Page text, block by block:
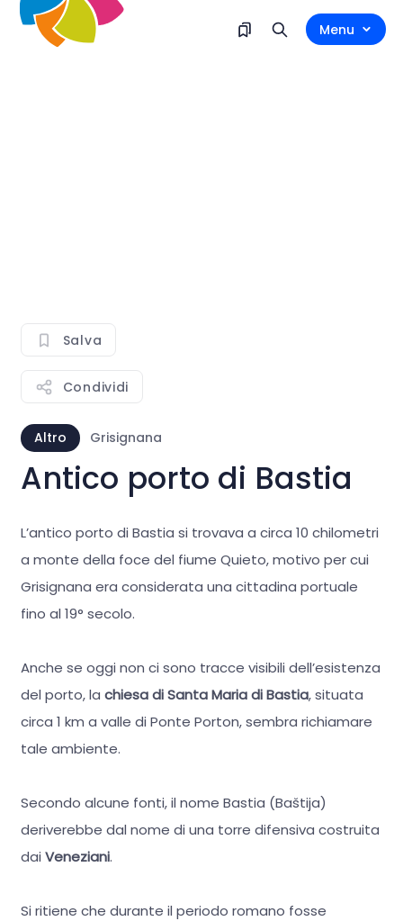
Menu
Salva
Condividi
Altro Grisignana
Antico porto di Bastia
L’antico porto di Bastia si trovava a circa 10 chilometri
a monte della foce del fiume Quieto, motivo per cui
Grisignana era considerata una cittadina portuale
fino al 19° secolo.
Anche se oggi non ci sono tracce visibili dell’esistenza
del porto, la chiesa di Santa Maria di Bastia, situata
circa 1 km a valle di Ponte Porton, sembra richiamare
tale ambiente.
Secondo alcune fonti, il nome Bastia (Baštija)
deriverebbe dal nome di una torre difensiva costruita
dai Veneziani.
Si ritiene che durante il periodo romano fosse